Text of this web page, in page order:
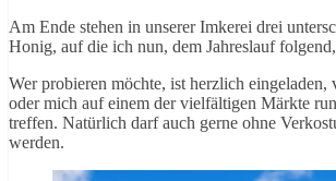
Am Ende stehen in unserer Imkerei drei
Honig, auf die ich nun, dem Jahreslauf
Wer probieren möchte, ist herzlich eingeladen,
oder mich auf einem der vielfältigen Märkte
treffen. Natürlich darf auch gerne ohne
werden.